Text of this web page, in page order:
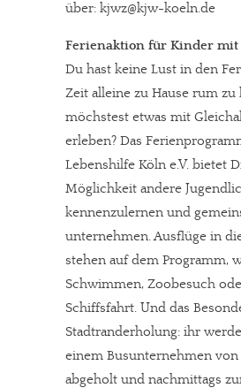
über: kjwz@kjw-koeln.de
Ferienaktion für Kinder mit
Du hast keine Lust in den
Zeit alleine zu Hause rum zu
möchstest etwas mit
erleben? Das
Lebenshilfe Köln e.V. bietet
Möglichkeit andere
kennenzulernen und
unternehmen. Ausflüge in
stehen auf dem Programm,
Schwimmen, Zoobesuch
Schiffsfahrt. Und das
Stadtranderholung: ihr
einem Busunternehmen von
abgeholt und nachmittags